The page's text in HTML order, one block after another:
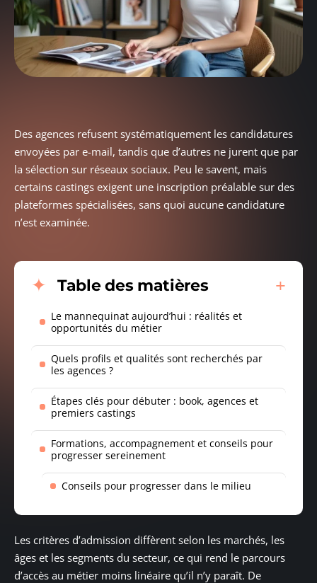
Des agences refusent systématiquement les candidatures
envoyées par e-mail, tandis que d’autres ne jurent que par
la sélection sur réseaux sociaux. Peu le savent, mais
certains castings exigent une inscription préalable sur des
plateformes spécialisées, sans quoi aucune candidature
n’est examinée.
Table des matières
Le mannequinat aujourd’hui : réalités et
opportunités du métier
Quels profils et qualités sont recherchés par
les agences ?
Étapes clés pour débuter : book, agences et
premiers castings
Formations, accompagnement et conseils pour
progresser sereinement
Conseils pour progresser dans le milieu
Les critères d’admission diffèrent selon les marchés, les
âges et les segments du secteur, ce qui rend le parcours
d’accès au métier moins linéaire qu’il n’y paraît. De